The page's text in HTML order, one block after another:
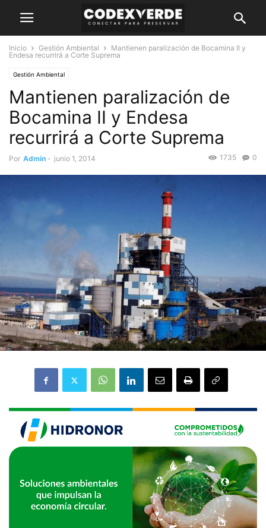
Inicio Gestión Ambiental
Mantienen paralización de Bocamina II y
Endesa recurrirá a Corte Suprema
Gestión Ambiental
Mantienen paralización de
Bocamina II y Endesa
recurrirá a Corte Suprema
Por Admin - junio 1, 2014 0
1735